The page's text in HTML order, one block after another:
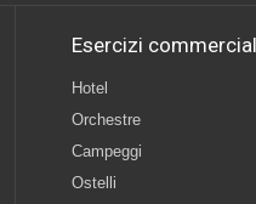
Esercizi
Hotel
Orchestre
Campeggi
Ostelli